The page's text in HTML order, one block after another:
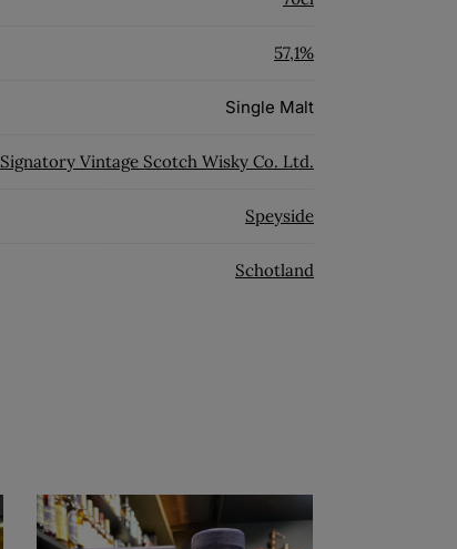
57,1%
Single Malt
Signatory Vintage Scotch Wisky Co. Ltd.
Speyside
Schotland